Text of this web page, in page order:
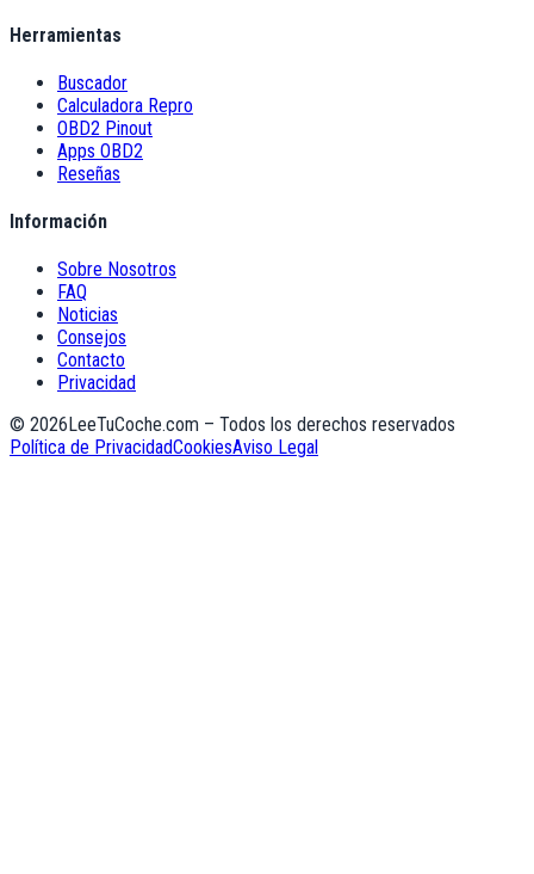
Herramientas
Buscador
Calculadora Repro
OBD2 Pinout
Apps OBD2
Reseñas
Información
Sobre Nosotros
FAQ
Noticias
Consejos
Contacto
Privacidad
© 2026 LeeTuCoche.com – Todos los derechos reservados
Política de PrivacidadCookiesAviso Legal